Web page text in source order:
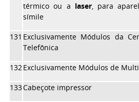
térmico ou a laser, para
símile
131 Exclusivamente Módulos da
Telefônica
132Exclusivamente Módulos de
133Cabeçote impressor